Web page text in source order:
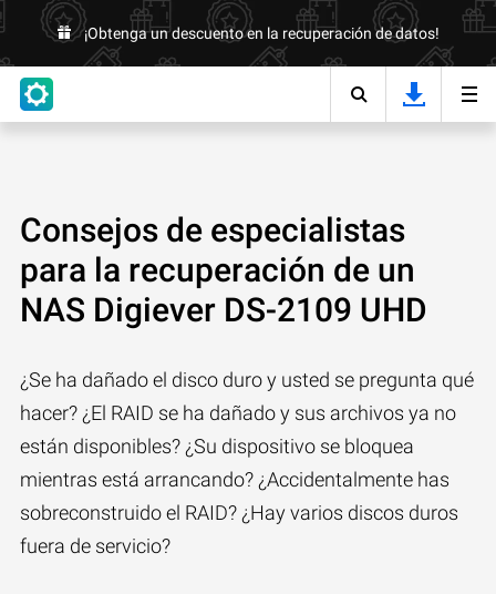
¡Obtenga un descuento en la recuperación de datos!
Consejos de especialistas
para la recuperación de un
NAS Digiever DS-2109 UHD
¿Se ha dañado el disco duro y usted se pregunta qué
hacer? ¿El RAID se ha dañado y sus archivos ya no
están disponibles? ¿Su dispositivo se bloquea
mientras está arrancando? ¿Accidentalmente has
sobreconstruido el RAID? ¿Hay varios discos duros
fuera de servicio?